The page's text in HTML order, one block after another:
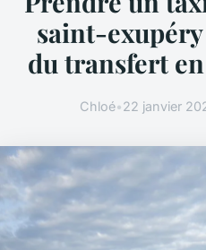
saint-
du transfert
Chloé•22 janvier